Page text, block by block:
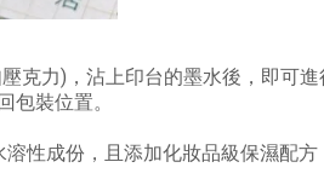
克力)，沾上印台的墨水後，即可進
包裝位置。
性成份，且添加化妝品級保濕配